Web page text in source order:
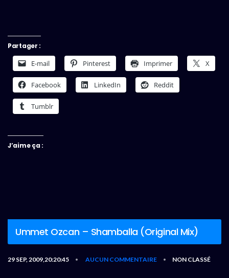
Partager :
E-mail Pinterest Imprimer X
Facebook LinkedIn Reddit
Tumblr
J’aime ça :
Ummet Ozcan – Shamballa (Original Mix)
29 SEP, 2009,20:20:45 • AUCUN COMMENTAIRE • NON CLASSÉ